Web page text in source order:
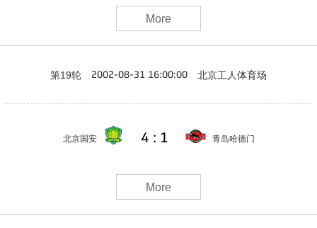
More
第19轮 2002-08-31 16:00:00 北京工人体育场
北京国安 4 : 1 青岛哈德门
More